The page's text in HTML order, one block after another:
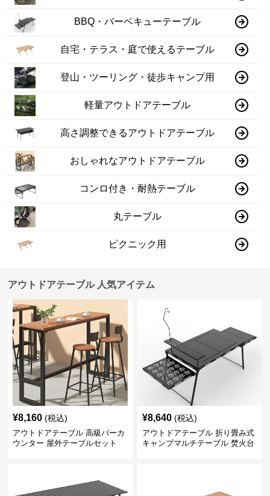
BBQ・バーベキューテーブル
自宅・テラス・庭で使えるテーブル
登山・ツーリング・徒歩キャンプ用
軽量アウトドアテーブル
高さ調整できるアウトドアテーブル
おしゃれなアウトドアテーブル
コンロ付き・耐熱テーブル
丸テーブル
ピクニック用
アウトドアテーブル 人気アイテム
¥8,160 (税込)
アウトドアテーブル 高級バーカ
ウンター 屋外テーブルセット
¥8,640 (税込)
アウトドアテーブル 折り畳み式
キャンプマルチテーブル 焚火台